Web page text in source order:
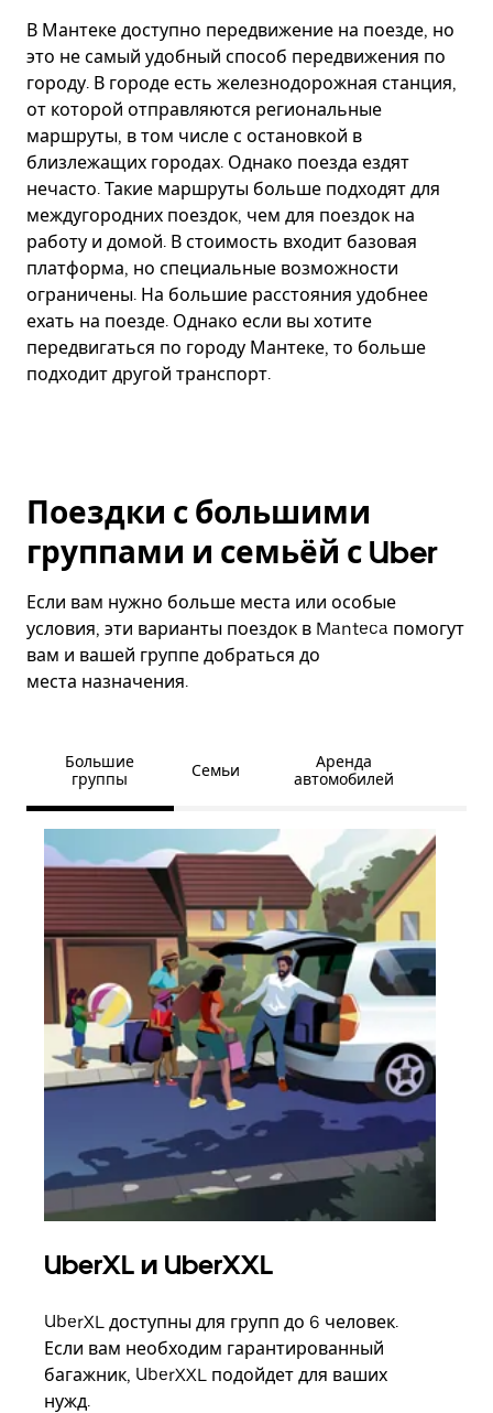
В Мантеке доступно передвижение на поезде, но
это не самый удобный способ передвижения по
городу. В городе есть железнодорожная станция,
от которой отправляются региональные
маршруты, в том числе с остановкой в
близлежащих городах. Однако поезда ездят
нечасто. Такие маршруты больше подходят для
междугородних поездок, чем для поездок на
работу и домой. В стоимость входит базовая
платформа, но специальные возможности
ограничены. На большие расстояния удобнее
ехать на поезде. Однако если вы хотите
передвигаться по городу Мантеке, то больше
подходит другой транспорт.
Поездки с большими
группами и семьёй с Uber
Если вам нужно больше места или особые
условия, эти варианты поездок в Manteca помогут
вам и вашей группе добраться до
места назначения.
Большие
группы
Семьи
Аренда
автомобилей
UberXL и UberXXL
UberXL доступны для групп до 6 человек.
Если вам необходим гарантированный
багажник, UberXXL подойдет для ваших
нужд.